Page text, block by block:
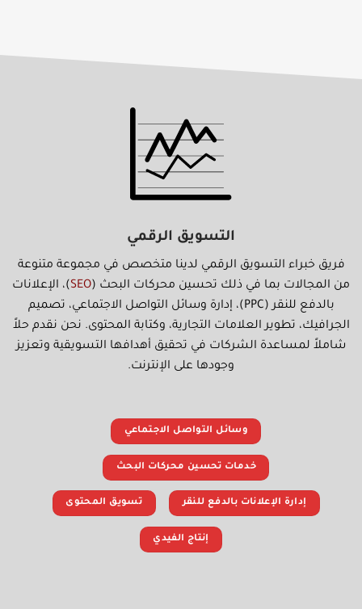
التسويق الرقمي
فريق خبراء التسويق الرقمي لدينا متخصص في مجموعة متنوعة
من المجالات بما في ذلك تحسين محركات البحث (SEO)، الإعلانات
بالدفع للنقر (PPC)، إدارة وسائل التواصل الاجتماعي، تصميم
الجرافيك، تطوير العلامات التجارية، وكتابة المحتوى. نحن نقدم حلاً
شاملاً لمساعدة الشركات في تحقيق أهدافها التسويقية وتعزيز
وجودها على الإنترنت.
وسائل التواصل الاجتماعي
خدمات تحسين محركات البحث
إدارة الإعلانات بالدفع للنقر تسويق المحتوى
إنتاج الفيدي